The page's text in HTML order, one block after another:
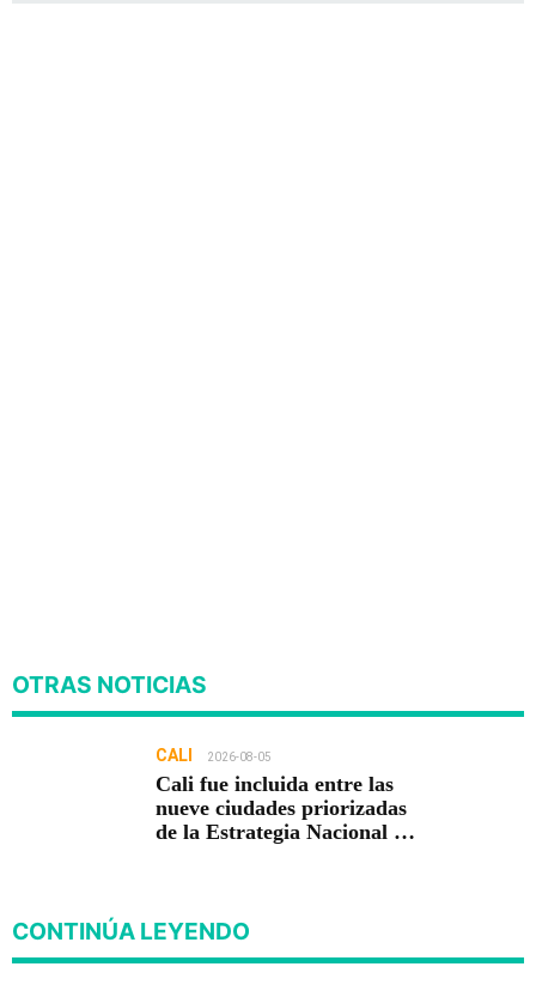
OTRAS NOTICIAS
CALI 2026-08-05
Cali fue incluida entre las
nueve ciudades priorizadas
de la Estrategia Nacional de
CONTINÚA LEYENDO